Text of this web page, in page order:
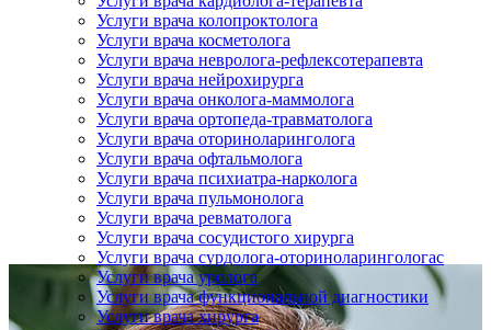
Услуги врача колопроктолога
Услуги врача косметолога
Услуги врача невролога-рефлексотерапевта
Услуги врача нейрохирурга
Услуги врача онколога-маммолога
Услуги врача ортопеда-травматолога
Услуги врача оториноларинголога
Услуги врача офтальмолога
Услуги врача психиатра-нарколога
Услуги врача пульмонолога
Услуги врача ревматолога
Услуги врача сосудистого хирурга
Услуги врача сурдолога-оториноларингологас
Услуги врача уролога
Услуги врача функциональной диагностики
Услуги врача хирурга